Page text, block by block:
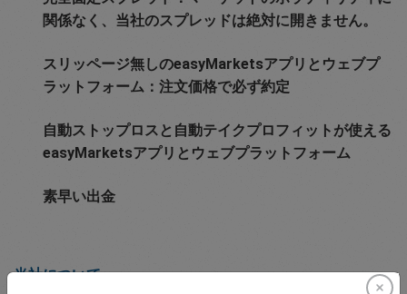
関係なく、当社のスプレッドは絶対に開きません。
スリッページ無しのeasyMarketsアプリとウェブプ
ラットフォーム：注文価格で必ず約定
自動ストップロスと自動テイクプロフィットが使える
easyMarketsアプリとウェブプラットフォーム
素早い出金
当社について